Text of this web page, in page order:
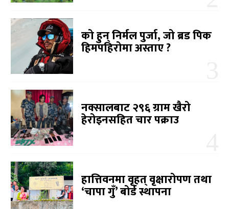
को हुन् निर्मल पुर्जा, जो ब्रड पिक
हिमपहिरोमा अस्ताए ?
नक्सालबाट २९६ ग्राम खैरो
हेरोइनसहित चार पक्राउ
हात्तिवनमा वृहत् वृक्षारोपण तथा
‘चापा गुँ’ बोर्ड स्थापना